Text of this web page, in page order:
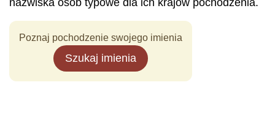
nazwiska osób typowe dla ich krajów pochodzenia.
Poznaj pochodzenie swojego imienia
Szukaj imienia